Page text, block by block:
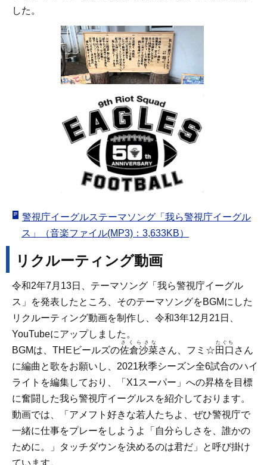
した。
警視庁イーグルステーマソング「我ら警視庁イーグル
ス」（音楽ファイル(MP3)：3,633KB）
リクルーティング動画
令和2年7月13日、テーマソング「我ら警視庁イーグル
ス」を発表したところ、そのテーマソングをBGMにした
リクルーティング動画を制作し、令和3年12月21日、
YouTubeにアップしました。
BGMは、THEビールズの佐倉沙菜
さくらさな
さん、フミ☆田口
たぐち
さん
に編曲と歌をお願いし、2021秋季シーズン全6試合のハイ
ライトを編集しており、「X1スーパー」への昇格を目標
に奮闘した我ら警視庁イーグルスを紹介しております。
動画では、「アメフト好きな若人たちよ、ぜひ警視庁で
一緒に仕事をプレーをしようよ「自分らしさを、誰かの
ために。」タッチダウンを決めるのは君だ」と呼び掛け